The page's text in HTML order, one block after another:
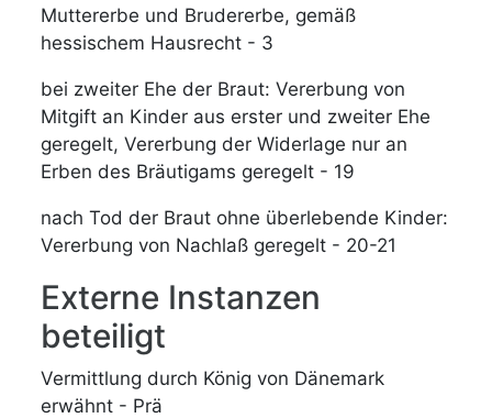
Muttererbe und Brudererbe, gemäß
hessischem Hausrecht - 3
bei zweiter Ehe der Braut: Vererbung von
Mitgift an Kinder aus erster und zweiter Ehe
geregelt, Vererbung der Widerlage nur an
Erben des Bräutigams geregelt - 19
nach Tod der Braut ohne überlebende Kinder:
Vererbung von Nachlaß geregelt - 20-21
Externe Instanzen
beteiligt
Vermittlung durch König von Dänemark
erwähnt - Prä